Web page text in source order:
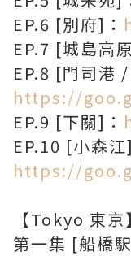
EP.6 [別府]：
EP.7 [城島高
EP.8 [門司港
https://
EP.9 [下關]：
EP.10 [小森江]
https://
【Tokyo 東京】
第一集 [船橋